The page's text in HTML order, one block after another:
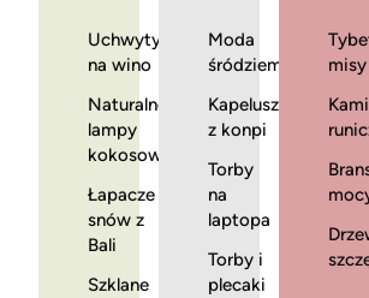
Uchwyty
na wino
Naturalne
lampy
kokosowe
Łapacze
snów z
Bali
Szklane
Moda
śródziemnomorska
Kapelusze
z konpi
Torby
na
laptopa
Torby i
plecaki
misy